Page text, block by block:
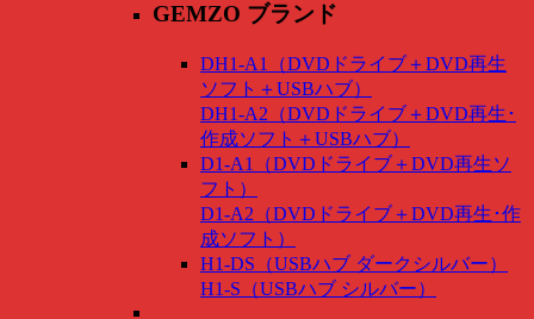
GEMZO ブランド
DH1-A1（DVDドライブ＋DVD再生
ソフト＋USBハブ）
DH1-A2（DVDドライブ＋DVD再生･
作成ソフト＋USBハブ）
D1-A1（DVDドライブ＋DVD再生ソ
フト）
D1-A2（DVDドライブ＋DVD再生･作
成ソフト）
H1-DS（USBハブ ダークシルバー）
H1-S（USBハブ シルバー）